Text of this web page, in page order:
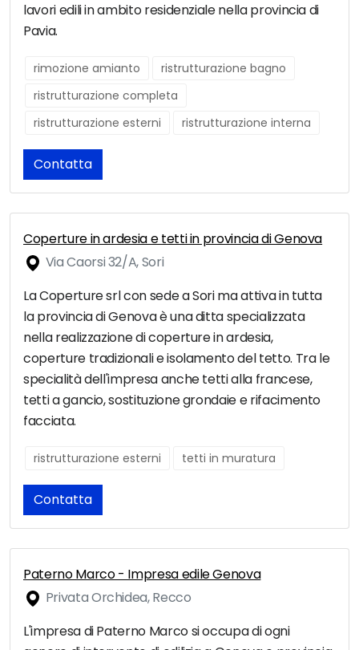
lavori edili in ambito residenziale nella provincia di
Pavia.
rimozione amianto
ristrutturazione bagno
ristrutturazione completa
ristrutturazione esterni
ristrutturazione interna
Contatta
Coperture in ardesia e tetti in provincia di Genova
Via Caorsi 32/A, Sori
La Coperture srl con sede a Sori ma attiva in tutta
la provincia di Genova è una ditta specializzata
nella realizzazione di coperture in ardesia,
coperture tradizionali e isolamento del tetto. Tra le
specialità dell'impresa anche tetti alla francese,
tetti a gancio, sostituzione grondaie e rifacimento
facciata.
ristrutturazione esterni tetti in muratura
Contatta
Paterno Marco - Impresa edile Genova
Privata Orchidea, Recco
L'impresa di Paterno Marco si occupa di ogni